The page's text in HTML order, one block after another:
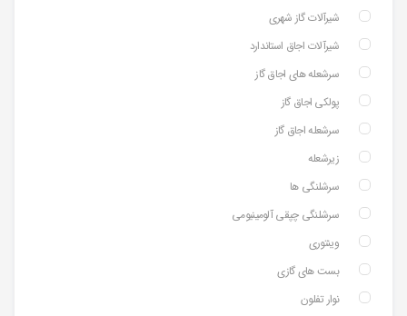
شیرآلات گاز شهری
شیرآلات اجاق استاندارد
سرشعله های اجاق گاز
پولکی اجاق گاز
سرشعله اجاق گاز
زیرشعله
سرشلنگی ها
سرشلنگی چپقی آلومینیومی
وینتوری
بست های گازی
نوار تفلون